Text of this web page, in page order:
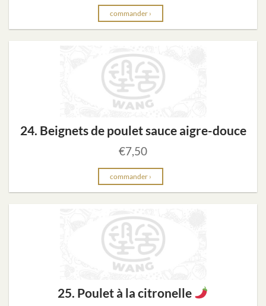
commander ›
24. Beignets de poulet sauce aigre-douce
€7,50
commander ›
25. Poulet à la citronelle